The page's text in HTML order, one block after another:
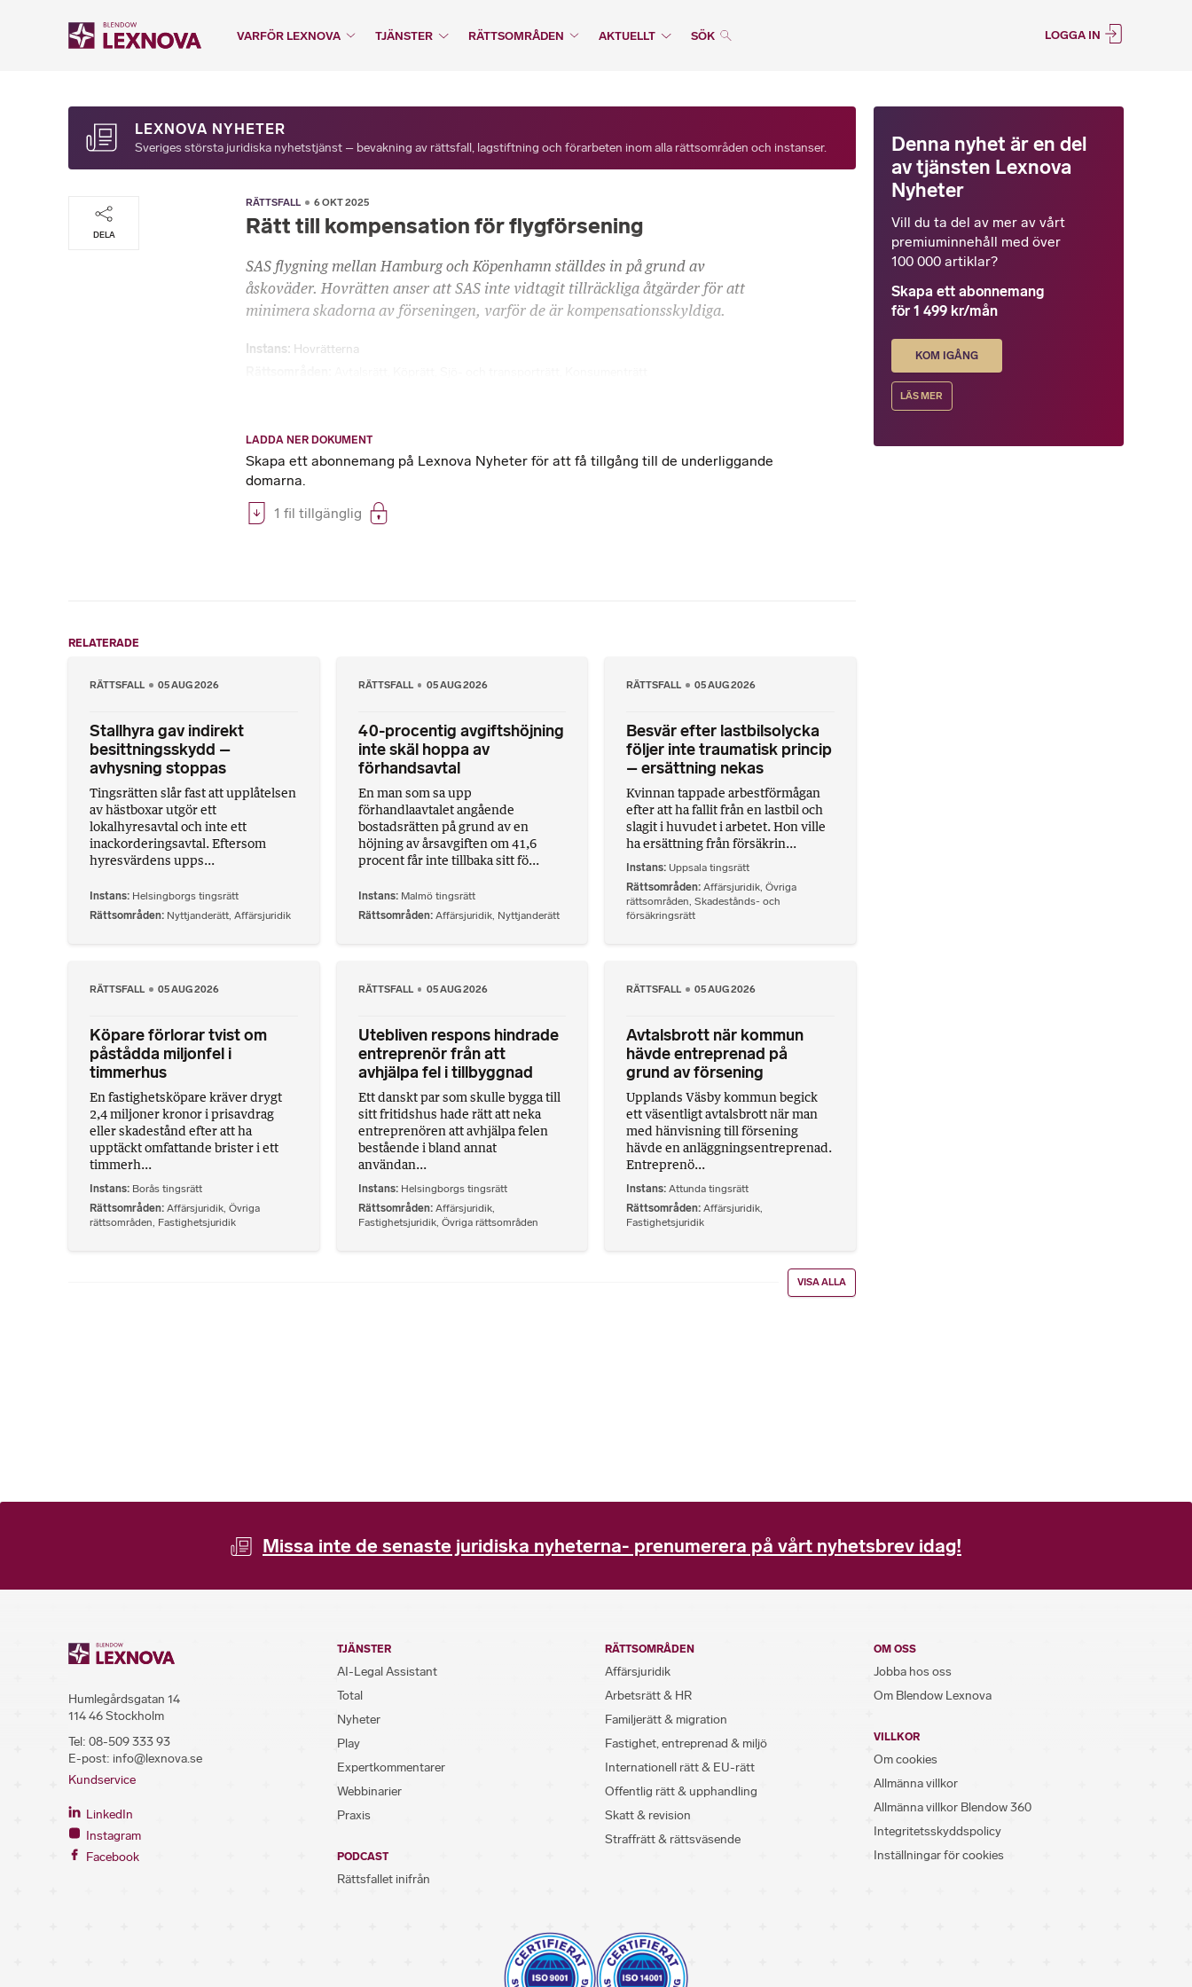
VARFÖR LEXNOVA TJÄNSTER RÄTTSOMRÅDEN AKTUELLT SÖK LOGGA IN
LEXNOVA NYHETER
Sveriges största juridiska nyhetstjänst – bevakning av rättsfall, lagstiftning och förarbeten inom alla rättsområden och instanser.
DELA
RÄTTSFALL 6 OKT 2025
Rätt till kompensation för flygförsening
SAS flygning mellan Hamburg och Köpenhamn ställdes in på grund av
åskoväder. Hovrätten anser att SAS inte vidtagit tillräckliga åtgärder för att
minimera skadorna av förseningen, varför de är kompensationsskyldiga.
Instans Hovrätterna
LADDA NER DOKUMENT
Skapa ett abonnemang på Lexnova Nyheter för att få tillgång till de underliggande
domarna.
1 fil tillgänglig
RELATERADE
RÄTTSFALL 05 AUG 2026
Stallhyra gav indirekt
besittningsskydd –
avhysning stoppas
Tingsrätten slår fast att upplåtelsen
av hästboxar utgör ett
lokalhyresavtal och inte ett
inackorderingsavtal. Eftersom
hyresvärdens upps...
Instans Helsingborgs tingsrätt
Rättsområden Nyttjanderätt Affärsjuridik
RÄTTSFALL 05 AUG 2026
40-procentig avgiftshöjning
inte skäl hoppa av
förhandsavtal
En man som sa upp
förhandlaavtalet angående
bostadsrätten på grund av en
höjning av årsavgiften om 41,6
procent får inte tillbaka sitt fö...
Instans Malmö tingsrätt
Rättsområden Affärsjuridik, Nyttjanderätt
RÄTTSFALL 05 AUG 2026
Besvär efter lastbilsolycka
följer inte traumatisk princip
– ersättning nekas
Kvinnan tappade arbestförmågan
efter att ha fallit från en lastbil och
slagit i huvudet i arbetet. Hon ville
ha ersättning från försäkrin...
Instans Uppsala tingsrätt
Rättsområden Affärsjuridik Övriga
rättsområden Skadestånds- och
försäkringsrätt
RÄTTSFALL 05 AUG 2026
Köpare förlorar tvist om
påstådda miljonfel i
timmerhus
En fastighetsköpare kräver drygt
2,4 miljoner kronor i prisavdrag
eller skadestånd efter att ha
upptäckt omfattande brister i ett
timmerh...
Instans Borås tingsrätt
Rättsområden Affärsjuridik Övriga
rättsområden Fastighetsjuridik
RÄTTSFALL 05 AUG 2026
Utebliven respons hindrade
entreprenör från att
avhjälpa fel i tillbyggnad
Ett danskt par som skulle bygga till
sitt fritidshus hade rätt att neka
entreprenören att avhjälpa felen
bestående i bland annat
användan...
Instans Helsingborgs tingsrätt
Rättsområden Affärsjuridik,
Fastighetsjuridik, Övriga rättsområden
RÄTTSFALL 05 AUG 2026
Avtalsbrott när kommun
hävde entreprenad på
grund av försening
Upplands Väsby kommun begick
ett väsentligt avtalsbrott när man
med hänvisning till försening
hävde en anläggningsentreprenad.
Entreprenö...
Instans Attunda tingsrätt
Rättsområden Affärsjuridik
Fastighetsjuridik
VISA ALLA
Denna nyhet är en del
av tjänsten Lexnova
Nyheter
Vill du ta del av mer av vårt
premiuminnehåll med över
100 000 artiklar?
Skapa ett abonnemang
för 1 499 kr/mån
KOM IGÅNG
LÄS MER
Missa inte de senaste juridiska nyheterna- prenumerera på vårt nyhetsbrev idag!
Humlegårdsgatan 14
114 46 Stockholm
Tel: 08-509 333 93
E-post: info@lexnova.se
Kundservice
LinkedIn
Instagram
Facebook
TJÄNSTER
AI-Legal Assistant
Total
Nyheter
Play
Expertkommentarer
Webbinarier
Praxis
PODCAST
Rättsfallet inifrån
RÄTTSOMRÅDEN
Affärsjuridik
Arbetsrätt & HR
Familjerätt & migration
Fastighet, entreprenad & miljö
Internationell rätt & EU-rätt
Offentlig rätt & upphandling
Skatt & revision
Straffrätt & rättsväsende
OM OSS
Jobba hos oss
Om Blendow Lexnova
VILLKOR
Om cookies
Allmänna villkor
Allmänna villkor Blendow 360
Integritetsskyddspolicy
Inställningar för cookies